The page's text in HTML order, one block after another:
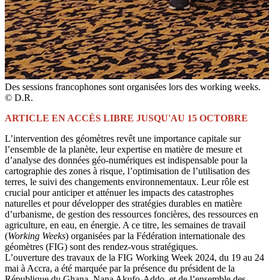
Des sessions francophones sont organisées lors des working weeks.
© D.R.
ARTICLE EN ACCÈS LIBRE JUSQU'AU 15 OCTOBRE
L’intervention des géomètres revêt une importance capitale sur
l’ensemble de la planète, leur expertise en matière de mesure et
d’analyse des données géo-numériques est indispensable pour la
cartographie des zones à risque, l’optimisation de l’utilisation des
terres, le suivi des changements environnementaux. Leur rôle est
crucial pour anticiper et atténuer les impacts des catastrophes
naturelles et pour développer des stratégies durables en matière
d’urbanisme, de gestion des ressources foncières, des ressources en
agriculture, en eau, en énergie. A ce titre, les semaines de travail
(Working Weeks) organisées par la Fédération internationale des
géomètres (FIG) sont des rendez-vous stratégiques.
L’ouverture des travaux de la FIG Working Week 2024, du 19 au 24
mai à Accra, a été marquée par la présence du président de la